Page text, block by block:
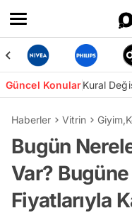
Güncel KonularKural
Haberler Vitrin Giyim,
Bugün
Var?
Fiyatlarıyla